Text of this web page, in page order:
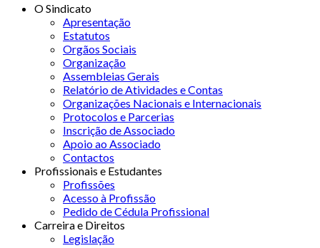
O Sindicato
Apresentação
Estatutos
Orgãos Sociais
Organização
Assembleias Gerais
Relatório de Atividades e Contas
Organizações Nacionais e Internacionais
Protocolos e Parcerias
Inscrição de Associado
Apoio ao Associado
Contactos
Profissionais e Estudantes
Profissões
Acesso à Profissão
Pedido de Cédula Profissional
Carreira e Direitos
Legislação